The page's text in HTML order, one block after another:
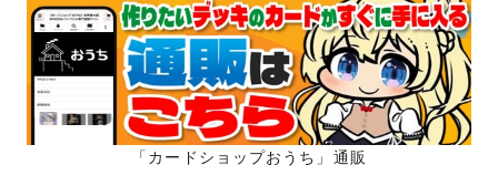
「カードショップおうち」通販